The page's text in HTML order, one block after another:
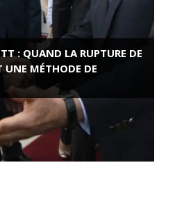
: QUAND LA RUPTURE DE
UNE MÉTHODE DE
DE LA RESISTANCE